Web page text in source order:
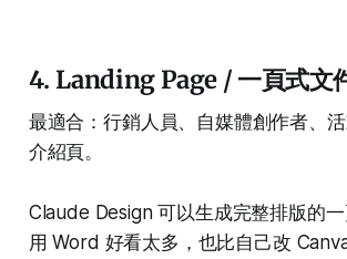
4. Landing Page / 一頁式文
最適合：行銷人員、自媒體創作者、
介紹頁。
Claude Design 可以生成完整排版的
用 Word 好看太多，也比自己改